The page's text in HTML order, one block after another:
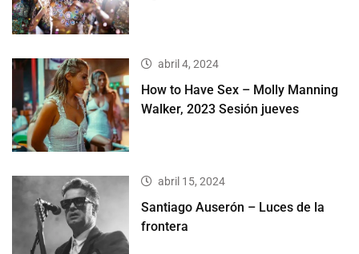
abril 4, 2024
How to Have Sex – Molly Manning
Walker, 2023 Sesión jueves
abril 15, 2024
Santiago Auserón – Luces de la
frontera